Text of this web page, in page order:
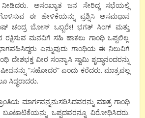
ಅಸಂಖ್ಯಾತ ಜನ ಸೇರಿದ್ದ ಸಭೆಯಲ್ಲಿ
ಈ ಹೇಳಿಕೆಯನ್ನು ಪ್ರಶ್ನಿಸಿ ಅಸಮಧಾನ
ಚಂದ್ರ ಬೋಸ್ ಒಬ್ಬರೇ! ಭಗತ್ ಸಿಂಗ್ ಮತ್ತು
ಮನವಿಗೆ ಸಹಿ ಹಾಕಲು ಗಾಂಧಿ ಒಪ್ಪಲಿಲ್ಲ.
ಎನ್ನುವುದು ಗಾಂಧಿಯ ಈ ನಿಲುವಿಗೆ
ದೇಶಭಕ್ತ ವೀರ ಸಂನ್ಯಾಸಿ ಸ್ವಾಮಿ ಶೃದ್ಧಾನಂದರನ್ನು
“ಸಹೋದರ” ಎಂದು ಕರೆದರು. ಮಾತ್ರವಲ್ಲ
ಸಿದ್ಧರಾದರು.
ಮಾತ್ರ ಗಾಂಧಿ
ಒಪ್ಪದವರನ್ನೂ ವಿರೋಧಿಸಿದರು.